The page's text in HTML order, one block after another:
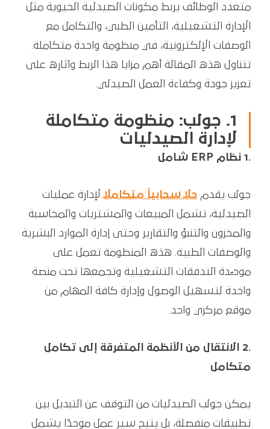
متعدد الوظائف يربط مكونات الصيدلية الحيوية مثل
الإدارة التشغيلية، التأمين الطبي، والتكامل مع
الوصفات الإلكترونية، في منظومة واحدة متكاملة.
تتناول هذه المقالة أهم مزايا هذا الربط وآثاره على
تعزيز جودة وكفاءة العمل الصيدلي.
1. جولب: منظومة متكاملة
لإدارة الصيدليات
.1 نظام ERP شامل
جولب يقدم حلاً سحابياً متكاملاًلإدارة عمليات
الصيدلية، تشمل المبيعات والمشتريات والمحاسبة
والمخزون والتنبؤ والتقارير وحتى إدارة الموارد البشرية
والوصفات الطبية. هذه المنظومة تعمل على
موحـّدة التدفقات التشغيلية وتجمعها تحت منصة
واحدة لتسهيل الوصول وإدارة كافة المهام من
موقع مركزي واحد.
.2 الانتقال من الأنظمة المتفرقة إلى تكامل
متكامل
يمكن جولب الصيدليات من التوقف عن التبديل بين
تطبيقات منفصلة، بل يتيح سير عمل موحدًا يشمل